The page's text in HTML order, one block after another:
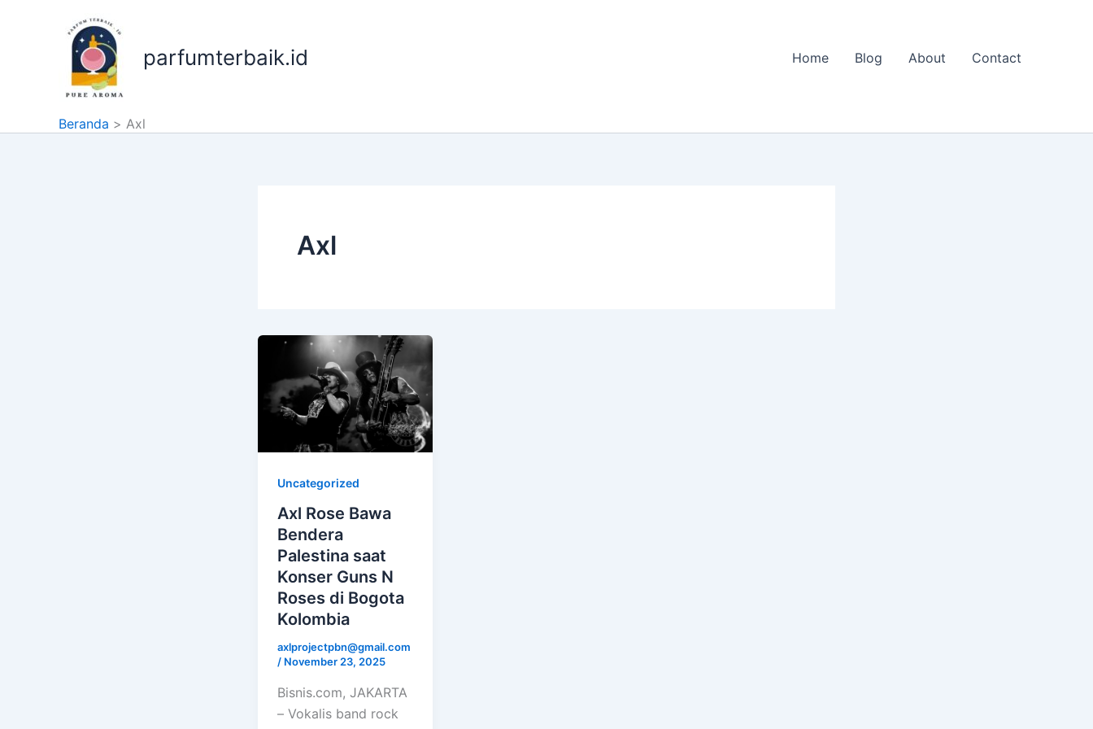
parfumterbaik.id Home Blog About Contact
Beranda Axl
Axl
Uncategorized
Axl Rose Bawa
Bendera
Palestina saat
Konser Guns N
Roses di Bogota
Kolombia
axlprojectpbn@gmail.com
/ November 23, 2025
Bisnis.com, JAKARTA
– Vokalis band rock